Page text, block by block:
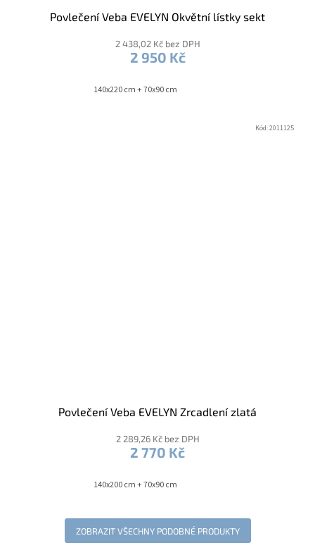
Povlečení Veba EVELYN Okvětní lístky sekt
2 438,02 Kč bez DPH
2 950 Kč
140x220 cm + 70x90 cm
Povlečení Veba EVELYN Zrcadlení zlatá
2 289,26 Kč bez DPH
2 770 Kč
140x200 cm + 70x90 cm
Kód:2011125
ZOBRAZIT VŠECHNY PODOBNÉ PRODUKTY